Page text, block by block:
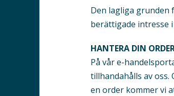
Den lagliga
berättigade intresse
HANTERA DIN
På vår e-
tillhandahålls av
en order kommer vi